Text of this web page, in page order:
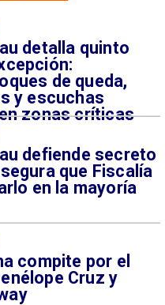
detalla quinto
de queda,
y escuchas
zonas críticas
defiende secreto
que Fiscalía
en la mayoría
compite por el
Cruz y